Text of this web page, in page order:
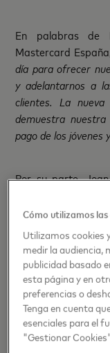
En palabras de
Mastercard
día para ofrecer
y adelantarnos a
clientes. La
demuestra
pago de los jóvenes
Por su parte,
y,
ofrecerles una
que, además,
nuestro aliado por
de la experiencia
por innovar en
sostenibilidad del
de Ingenieros
iniciativa al
Cómo utilizamos las
Utilizamos cookies
medir la audiencia,
publicidad basado
esta página y en
preferencias o
Tenga en cuenta
esenciales para el
"Gestionar